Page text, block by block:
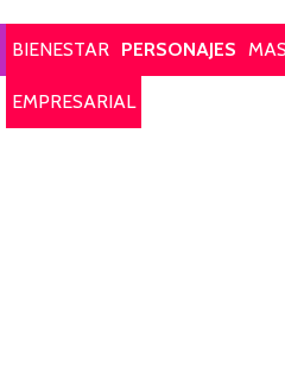
BIENESTAR PERSONAJES
EMPRESARIAL